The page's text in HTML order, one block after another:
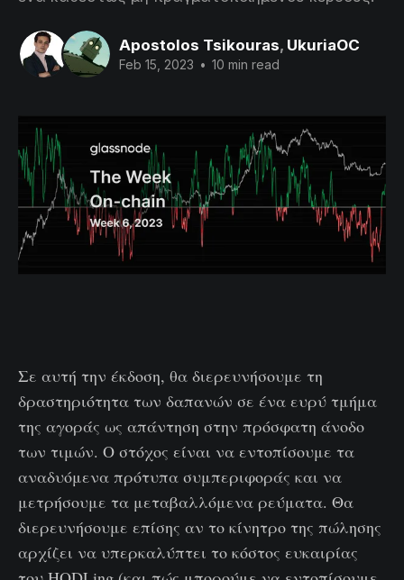
Apostolos Tsikouras, UkuriaOC
Feb 15, 2023 • 10 min read
Σε αυτή την έκδοση, θα διερευνήσουμε τη
δραστηριότητα των δαπανών σε ένα ευρύ τμήμα
της αγοράς ως απάντηση στην πρόσφατη άνοδο
των τιμών. Ο στόχος είναι να εντοπίσουμε τα
αναδυόμενα πρότυπα συμπεριφοράς και να
μετρήσουμε τα μεταβαλλόμενα ρεύματα. Θα
διερευνήσουμε επίσης αν το κίνητρο της πώλησης
αρχίζει να υπερκαλύπτει το κόστος ευκαιρίας